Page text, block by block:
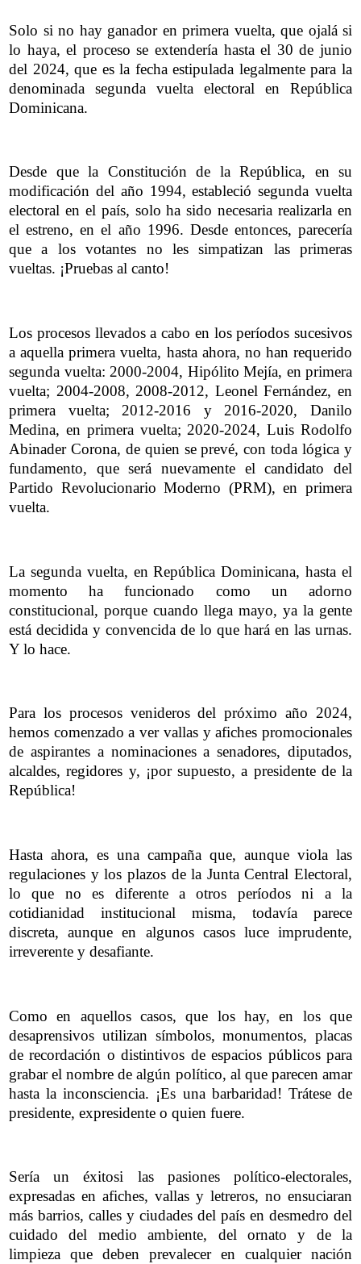
Solo si no hay ganador en primera vuelta, que ojalá si
lo haya, el proceso se extendería hasta el 30 de junio
del 2024, que es la fecha estipulada legalmente para la
denominada segunda vuelta electoral en República
Dominicana.
Desde que la Constitución de la República, en su
modificación del año 1994, estableció segunda vuelta
electoral en el país, solo ha sido necesaria realizarla en
el estreno, en el año 1996. Desde entonces, parecería
que a los votantes no les simpatizan las primeras
vueltas. ¡Pruebas al canto!
Los procesos llevados a cabo en los períodos sucesivos
a aquella primera vuelta, hasta ahora, no han requerido
segunda vuelta: 2000-2004, Hipólito Mejía, en primera
vuelta; 2004-2008, 2008-2012, Leonel Fernández, en
primera vuelta; 2012-2016 y 2016-2020, Danilo
Medina, en primera vuelta; 2020-2024, Luis Rodolfo
Abinader Corona, de quien se prevé, con toda lógica y
fundamento, que será nuevamente el candidato del
Partido Revolucionario Moderno (PRM), en primera
vuelta.
La segunda vuelta, en República Dominicana, hasta el
momento ha funcionado como un adorno
constitucional, porque cuando llega mayo, ya la gente
está decidida y convencida de lo que hará en las urnas.
Y lo hace.
Para los procesos venideros del próximo año 2024,
hemos comenzado a ver vallas y afiches promocionales
de aspirantes a nominaciones a senadores, diputados,
alcaldes, regidores y, ¡por supuesto, a presidente de la
República!
Hasta ahora, es una campaña que, aunque viola las
regulaciones y los plazos de la Junta Central Electoral,
lo que no es diferente a otros períodos ni a la
cotidianidad institucional misma, todavía parece
discreta, aunque en algunos casos luce imprudente,
irreverente y desafiante.
Como en aquellos casos, que los hay, en los que
desaprensivos utilizan símbolos, monumentos, placas
de recordación o distintivos de espacios públicos para
grabar el nombre de algún político, al que parecen amar
hasta la inconsciencia. ¡Es una barbaridad! Trátese de
presidente, expresidente o quien fuere.
Sería un éxitosi las pasiones político-electorales,
expresadas en afiches, vallas y letreros, no ensuciaran
más barrios, calles y ciudades del país en desmedro del
cuidado del medio ambiente, del ornato y de la
limpieza que deben prevalecer en cualquier nación